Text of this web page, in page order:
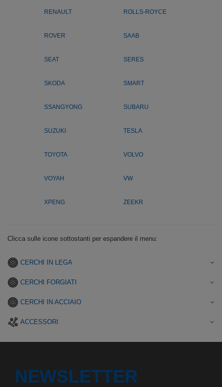
RENAULT ROLLS-ROYCE
ROVER SAAB
SEAT SERES
SKODA SMART
SSANGYONG SUBARU
SUZUKI TESLA
TOYOTA VOLVO
VOYAH VW
XPENG ZEEKR
Clicca sulle icone sottostanti per espandere il menu:
CERCHI IN LEGA
CERCHI FORGIATI
CERCHI IN ACCIAIO
ACCESSORI
NEWSLETTER